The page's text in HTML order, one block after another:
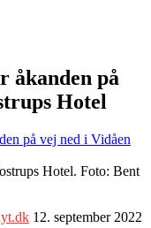
åkanden på
Hotel
på vej ned i Vidåen
Hotel. Foto: Bent
12. september 2022